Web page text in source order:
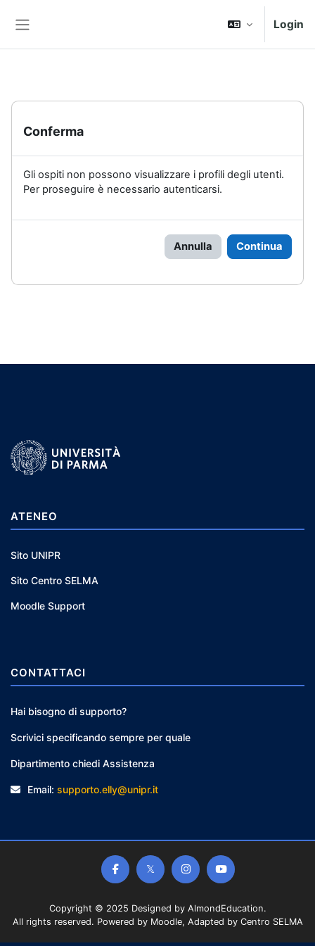
Login
Conferma
Gli ospiti non possono visualizzare i profili degli utenti.
Per proseguire è necessario autenticarsi.
Annulla Continua
ATENEO
Sito UNIPR
Sito Centro SELMA
Moodle Support
CONTATTACI
Hai bisogno di supporto?
Scrivici specificando sempre per quale
Dipartimento chiedi Assistenza
Email: supporto.elly@unipr.it
Copyright © 2025 Designed by AlmondEducation.
All rights reserved. Powered by Moodle, Adapted by Centro SELMA